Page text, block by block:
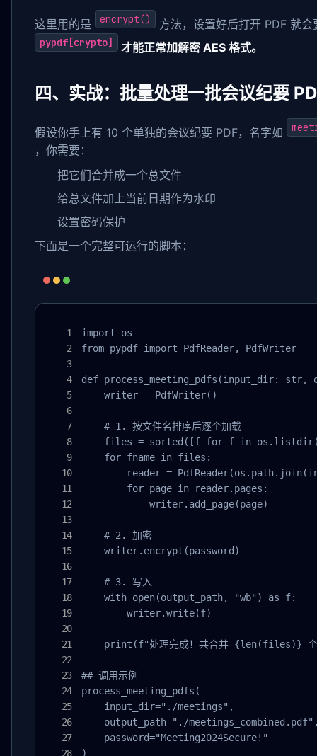
这里用的是 encrypt() 方法，设置好后打开 PDF 就
pypdf[crypto] 才能正常加解密 AES 格式。
四、实战：批量处理一批会议纪要
假设你手上有 10 个单独的会议纪要 PDF，名字如
，你需要：
把它们合并成一个总文件
给总文件加上当前日期作为水印
设置密码保护
下面是一个完整可运行的脚本：
import os
from pypdf import PdfReader, PdfWriter
def process_meeting_pdfs(input_dir:
    writer = PdfWriter()
    # 1. 按文件名排序后逐个加载
files = sorted([f for f in
    for fname in files:
reader =
        for page in reader.pages:
            writer.add_page(page)
    # 2. 加密
    writer.encrypt(password)
    # 3. 写入
    with open(output_path, "wb") as f:
        writer.write(f)
print(f"处理完成！共合并 {len(files)}
## 调用示例
process_meeting_pdfs(
    input_dir="./meetings",
output_path="./
    password="Meeting2024Secure!"
)